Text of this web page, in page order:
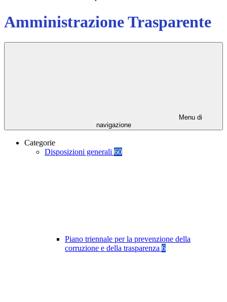
Amministrazione Trasparente
Menu di
navigazione
Categorie
Disposizioni generali 60
Piano triennale per la prevenzione della
corruzione e della trasparenza 6